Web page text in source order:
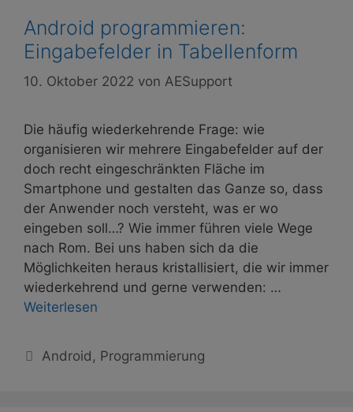
Android programmieren:
Eingabefelder in Tabellenform
10. Oktober 2022 von AESupport
Die häufig wiederkehrende Frage: wie
organisieren wir mehrere Eingabefelder auf der
doch recht eingeschränkten Fläche im
Smartphone und gestalten das Ganze so, dass
der Anwender noch versteht, was er wo
eingeben soll…? Wie immer führen viele Wege
nach Rom. Bei uns haben sich da die
Möglichkeiten heraus kristallisiert, die wir immer
wiederkehrend und gerne verwenden: …
Weiterlesen
Kategorien
Android , Programmierung